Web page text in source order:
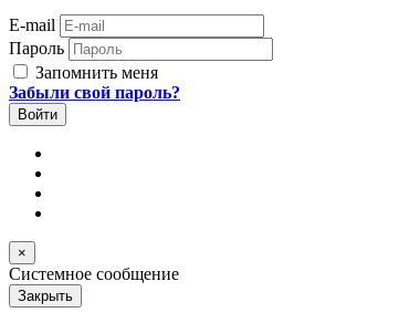
E-mail
Пароль
Запомнить меня
Забыли свой пароль?
×
Системное сообщение
Закрыть